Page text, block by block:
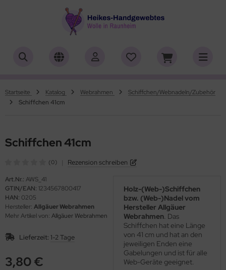
Startseite Katalog Webrahmen
Schiffchen/Webnadeln/Zubehör
Schiffchen 41cm
Schiffchen 41cm
(0) Rezension schreiben
Art.Nr.: AWS_41
GTIN/EAN: 1234567800417
HAN: 0205
Hersteller: Allgäuer Webrahmen
Mehr Artikel von: Allgäuer Webrahmen
Lieferzeit: 1-2 Tage
3,80 €
Holz-(Web-)Schiffchen
bzw. (Web-)Nadel vom
Hersteller Allgäuer
Webrahmen. Das
Schiffchen hat eine Länge
von 41 cm und hat an den
jeweiligen Enden eine
Gabelungen und ist für alle
Web-Geräte geeignet.
ALLES ANZEIGEN AUS HERSTELLER (4762)
(222)
Yarns (1776)
Lana (14)
(1361)
(276)
ALLES ANZEIGEN AUS WOLLE (18919)
Wolle (4)
(1)
(5010)
zum Färben (33)
ALLES ANZEIGEN AUS ZUBEHÖR
(3)
(1)
ALLES ANZEIGEN AUS SONDERPOSTEN (7)
- Lang Yarns (4)